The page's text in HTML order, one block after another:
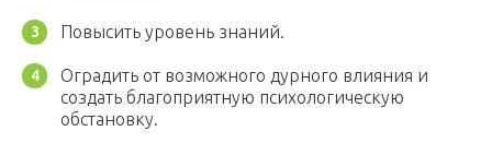
Повысить уровень знаний.
Оградить от возможного дурного влияния и
создать благоприятную психологическую
обстановку.